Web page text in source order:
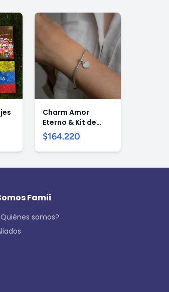
Charm Amor
Eterno & Kit de
eternizado
$164.220
Famii
somos?